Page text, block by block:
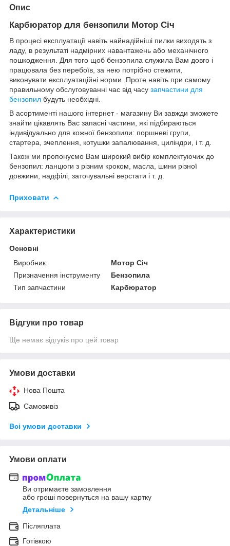
Опис
Карбюратор для бензопили Мотор Січ
В процесі експлуатації навіть найнадійніші пилки виходять з
ладу, в результаті надмірних навантажень або механічного
пошкодження. Для того щоб бензопила служила Вам довго і
працювала без перебоїв, за нею потрібно стежити,
виконувати експлуатаційні норми. Проте навіть при самому
правильному обслуговуванні час від часу запчастини для
бензопил будуть необхідні.
В асортименті нашого інтернет - магазину Ви завжди зможете
знайти цікавлять Вас запасні частини, які підбираються
індивідуально для кожної бензопили: поршневі групи,
стартера, зчеплення, котушки запалювання, циліндри, і т. д.
Також ми пропонуємо Вам широкий вибір комплектуючих до
бензопил: ланцюги з різним кроком, масла, шини різної
довжини, надфілі, заточувальні верстати і т. д.
Приховати
Характеристики
Основні
Виробник
Мотор Січ
Призначення інструменту
Бензопила
Тип запчастини
Карбюратор
Відгуки про товар
Ще немає відгуків про цей товар
Умови доставки
Нова Пошта
Самовивіз
Всі умови доставки
Умови оплати
Ви отримаєте замовлення
або гроші повернуться на вашу картку
Детальніше
Післяплата
Готівкою